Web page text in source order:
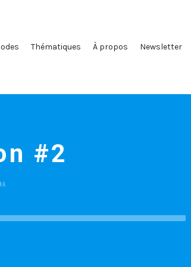
Thématiques À propos Newsletter
#2